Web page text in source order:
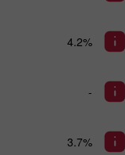
4.2%
-
3.7%